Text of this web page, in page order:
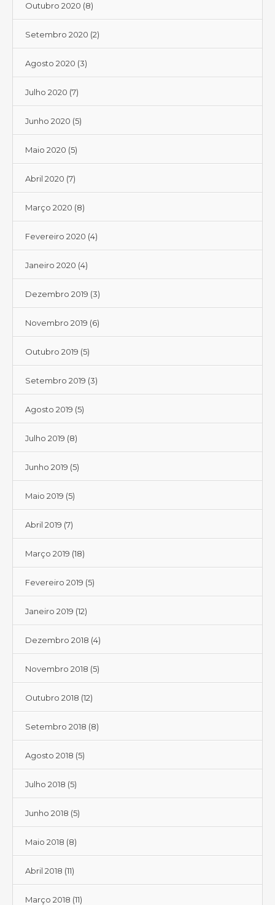
Outubro 2020 (8)
Setembro 2020 (2)
Agosto 2020 (3)
Julho 2020 (7)
Junho 2020 (5)
Maio 2020 (5)
Abril 2020 (7)
Março 2020 (8)
Fevereiro 2020 (4)
Janeiro 2020 (4)
Dezembro 2019 (3)
Novembro 2019 (6)
Outubro 2019 (5)
Setembro 2019 (3)
Agosto 2019 (5)
Julho 2019 (8)
Junho 2019 (5)
Maio 2019 (5)
Abril 2019 (7)
Março 2019 (18)
Fevereiro 2019 (5)
Janeiro 2019 (12)
Dezembro 2018 (4)
Novembro 2018 (5)
Outubro 2018 (12)
Setembro 2018 (8)
Agosto 2018 (5)
Julho 2018 (5)
Junho 2018 (5)
Maio 2018 (8)
Abril 2018 (11)
Março 2018 (11)